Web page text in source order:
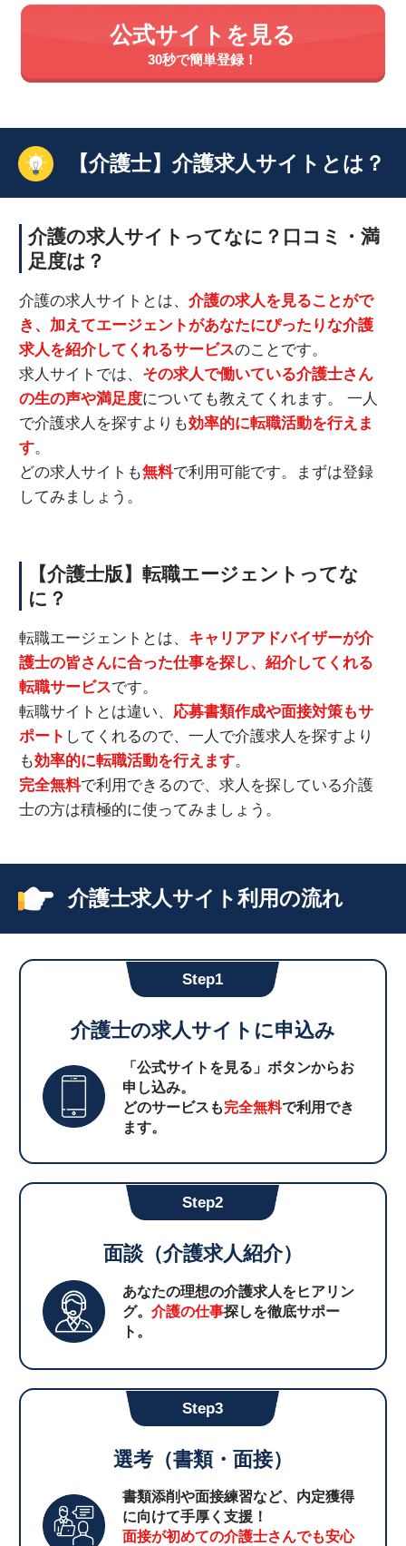
公式サイトを見る
30秒で簡単登録！
【介護士】介護求人サイトとは？
介護の求人サイトってなに？口コミ・満
足度は？
介護の求人サイトとは、 介護の求人を見ることがで
き、加えてエージェントがあなたにぴったりな介護
求人を紹介してくれるサービスのことです。
求人サイトでは、 その求人で働いている介護士さん
の生の声や満足度についても教えてくれます。 一人
で介護求人を探すよりも効率的に転職活動を行えま
す。
どの求人サイトも無料で利用可能です。まずは登録
してみましょう。
【介護士版】転職エージェントってな
に？
転職エージェントとは、 キャリアアドバイザーが介
護士の皆さんに合った仕事を探し、紹介してくれる
転職サービスです。
転職サイトとは違い、 応募書類作成や面接対策もサ
ポート してくれるので、一人で介護求人を探すより
も効率的に転職活動を行えます。
完全無料で利用できるので、求人を探している介護
士の方は積極的に使ってみましょう。
介護士求人サイト利用の流れ
Step1
介護士の求人サイトに申込み
「公式サイトを見る」ボタンからお
申し込み。
どのサービスも完全無料で利用でき
ます。
Step2
面談（介護求人紹介）
あなたの理想の介護求人をヒアリン
グ。介護の仕事探しを徹底サポー
ト。
Step3
選考（書類・面接）
書類添削や面接練習など、内定獲得
に向けて手厚く支援！
面接が初めての介護士さんでも安心